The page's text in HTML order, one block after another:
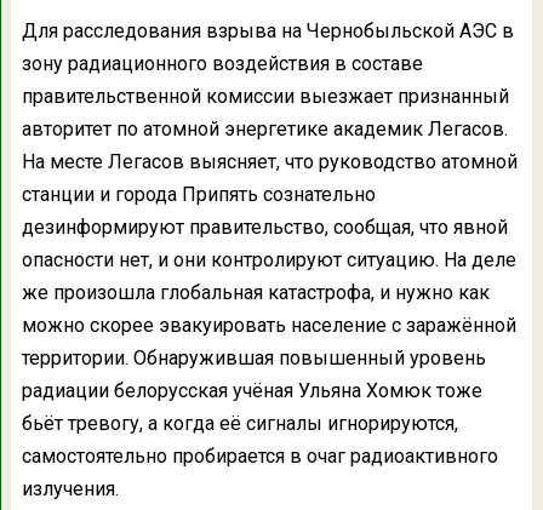
Для расследования взрыва на Чернобыльской АЭС в
зону радиационного воздействия в составе
правительственной комиссии выезжает признанный
авторитет по атомной энергетике академик Легасов.
На месте Легасов выясняет, что руководство атомной
станции и города Припять сознательно
дезинформируют правительство, сообщая, что явной
опасности нет, и они контролируют ситуацию. На деле
же произошла глобальная катастрофа, и нужно как
можно скорее эвакуировать население с заражённой
территории. Обнаружившая повышенный уровень
радиации белорусская учёная Ульяна Хомюк тоже
бьёт тревогу, а когда её сигналы игнорируются,
самостоятельно пробирается в очаг радиоактивного
излучения.